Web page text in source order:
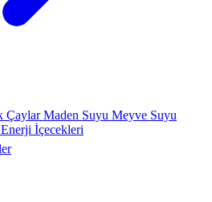
ÇaylarMaden Suyu Meyve Suyu
Enerji İçecekleri